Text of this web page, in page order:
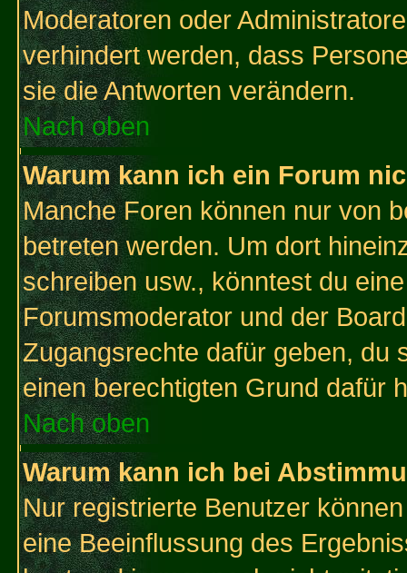
Moderatoren oder
verhindert werden, dass
sie die Antworten verändern.
Nach oben
Warum kann ich ein Forum
Manche Foren können nur von
betreten werden. Um dort
schreiben usw., könntest du
Forumsmoderator und der
Zugangsrechte dafür geben, du
einen berechtigten Grund dafür
Nach oben
Warum kann ich bei
Nur registrierte Benutzer
eine Beeinflussung des